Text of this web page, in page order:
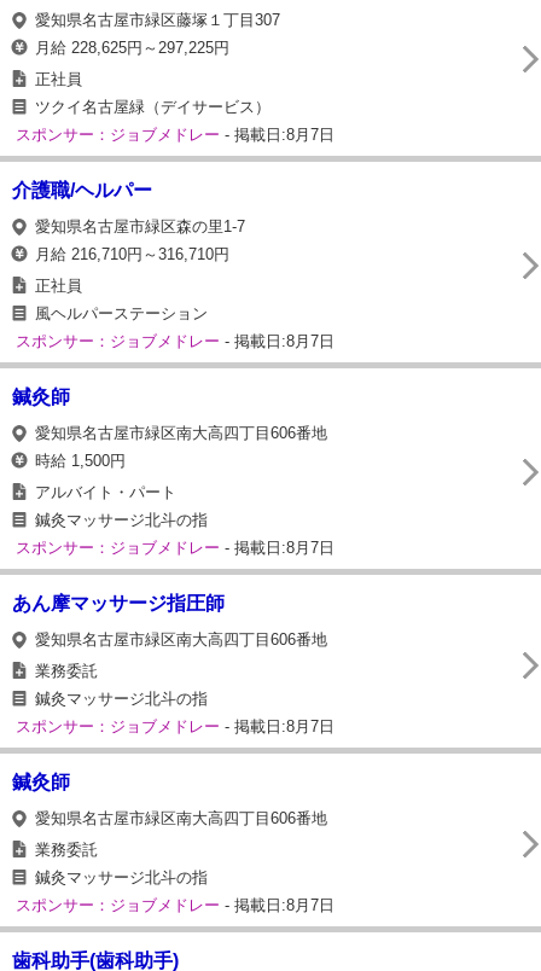
愛知県名古屋市緑区藤塚１丁目307
月給 228,625円～297,225円
正社員
ツクイ名古屋緑（デイサービス）
スポンサー：ジョブメドレー - 掲載日:8月7日
介護職/ヘルパー
愛知県名古屋市緑区森の里1‐7
月給 216,710円～316,710円
正社員
風ヘルパーステーション
スポンサー：ジョブメドレー - 掲載日:8月7日
鍼灸師
愛知県名古屋市緑区南大高四丁目606番地
時給 1,500円
アルバイト・パート
鍼灸マッサージ北斗の指
スポンサー：ジョブメドレー - 掲載日:8月7日
あん摩マッサージ指圧師
愛知県名古屋市緑区南大高四丁目606番地
業務委託
鍼灸マッサージ北斗の指
スポンサー：ジョブメドレー - 掲載日:8月7日
鍼灸師
愛知県名古屋市緑区南大高四丁目606番地
業務委託
鍼灸マッサージ北斗の指
スポンサー：ジョブメドレー - 掲載日:8月7日
歯科助手(歯科助手)